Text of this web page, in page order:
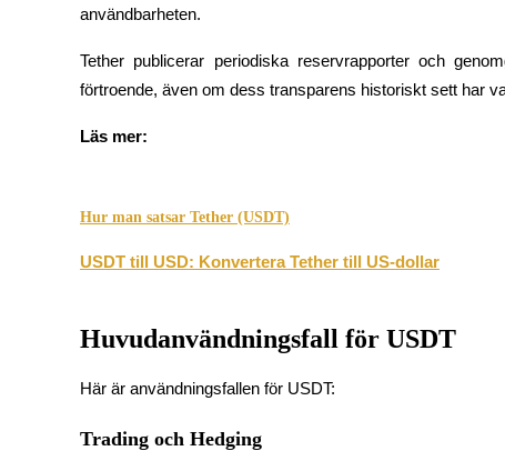
användbarheten.
Tether publicerar periodiska reservrapporter och
förtroende, även om dess transparens historiskt sett har
Läs mer:
Hur man satsar Tether (USDT)
USDT till USD: Konvertera Tether till US-dollar
Huvudanvändningsfall för USDT
Här är användningsfallen för USDT:
Trading och Hedging